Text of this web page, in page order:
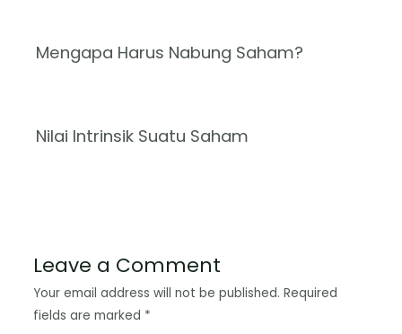
Mengapa Harus Nabung Saham?
Nilai Intrinsik Suatu Saham
Leave a Comment
Your email address will not be published. Required
fields are marked *